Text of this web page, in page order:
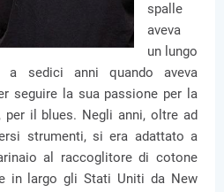
spalle
aveva
un lungo
a sedici anni quando aveva
seguire la sua passione per la
per il blues. Negli anni, oltre ad
strumenti, si era adattato a
al raccoglitore di cotone
in largo gli Stati Uniti da New